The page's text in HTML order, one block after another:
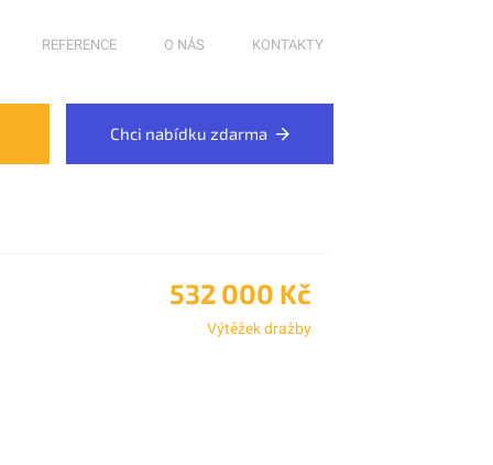
REFERENCE O NÁS KONTAKTY
Chci nabídku zdarma
532 000 Kč
Výtěžek dražby